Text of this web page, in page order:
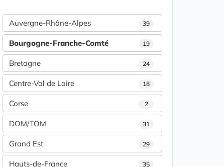
Auvergne-Rhône-Alpes 39
Bourgogne-Franche-Comté 19
Bretagne 24
Centre-Val de Loire 18
Corse 2
DOM/TOM 31
Grand Est 29
Hauts-de-France 35